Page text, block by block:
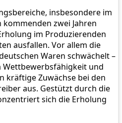
insbesondere im
zwei Jahren
im Produzierenden
ausfallen. Vor allem die
Waren schwächelt –
und
kräftige Zuwächse bei den
aus. Gestützt durch die
sich die Erholung